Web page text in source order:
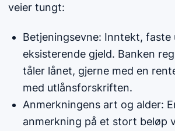
veier tungt:
Betjeningsevne: Inntekt,
eksisterende gjeld. Banken
tåler lånet, gjerne med en
med utlånsforskriften.
Anmerkningens art og alder:
anmerkning på et stort beløp